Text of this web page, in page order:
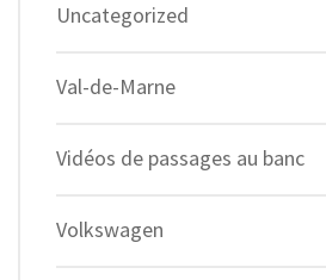
Uncategorized
Val-de-Marne
Vidéos de passages au banc
Volkswagen